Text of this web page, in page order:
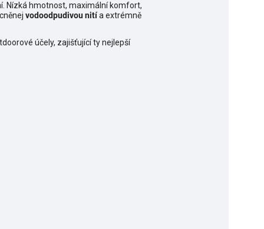
Nízká hmotnost, maximální komfort,
vodoodpudivou nitía extrémně
účely, zajišťující ty nejlepší